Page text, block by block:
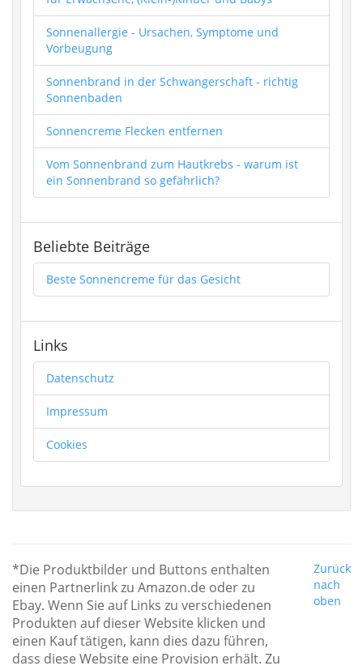
Sonnenallergie - Ursachen, Symptome und
Vorbeugung
Sonnenbrand in der Schwangerschaft - richtig
Sonnenbaden
Sonnencreme Flecken entfernen
Vom Sonnenbrand zum Hautkrebs - warum ist
ein Sonnenbrand so gefährlich?
Beliebte Beiträge
Beste Sonnencreme für das Gesicht
Links
Datenschutz
Impressum
Cookies
*Die Produktbilder und Buttons enthalten
einen Partnerlink zu Amazon.de oder zu
Ebay. Wenn Sie auf Links zu verschiedenen
Produkten auf dieser Website klicken und
einen Kauf tätigen, kann dies dazu führen,
dass diese Website eine Provision erhält. Zu
Zurück
nach
oben